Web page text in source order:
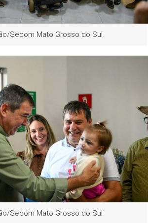
Secom Mato Grosso do Sul
Secom Mato Grosso do Sul